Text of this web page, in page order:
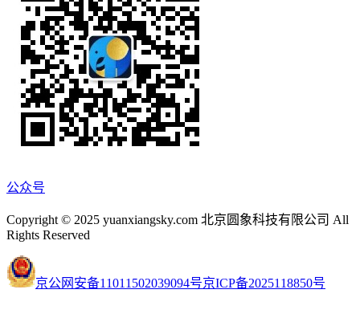
公众号
Copyright © 2025 yuanxiangsky.com 北京圆象科技有限公司 All
Rights Reserved
京公网安备11011502039094号京ICP备2025118850号